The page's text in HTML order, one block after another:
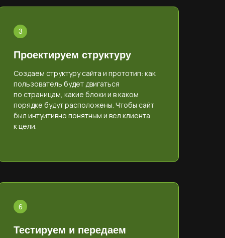
Проектируем структуру
Создаем структуру сайта и прототип: как
пользователь будет двигаться
по страницам, какие блоки и в каком
порядке будут расположены. Чтобы сайт
был интуитивно понятным и вел клиента
к цели.
Тестируем и передаем